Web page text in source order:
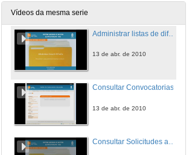
Vídeos da mesma serie
Administrar listas de difusión
13 de abr. de 2010
Consultar Convocatorias
13 de abr. de 2010